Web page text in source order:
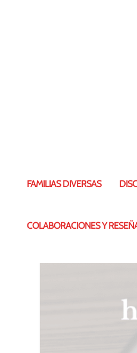
FAMILIAS DIVERSAS
COLABORACIONES Y